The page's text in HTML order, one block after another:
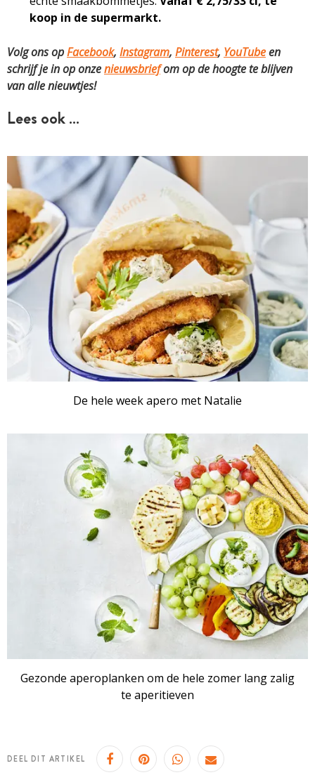
koop in de supermarkt.
Volg ons opFacebook, Instagram, Pinterest, YouTubeen
schrijf je in op onzenieuwsbriefom op de hoogte te blijven
van alle nieuwtjes!
Lees ook …
De hele week apero met Natalie
Gezonde aperoplanken om de hele zomer lang zalig
te aperitieven
DEEL DIT ARTIKEL